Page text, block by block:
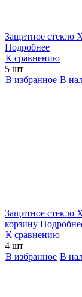
Защитное стекло
Подробнее
К сравнению
5 шт
В избранное В
Защитное стекло
корзину
К сравнению
4 шт
В избранное В